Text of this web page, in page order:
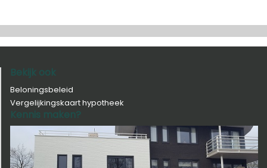
Bekijk ook
Beloningsbeleid
Vergelijkingskaart hypotheek
Kennis maken?